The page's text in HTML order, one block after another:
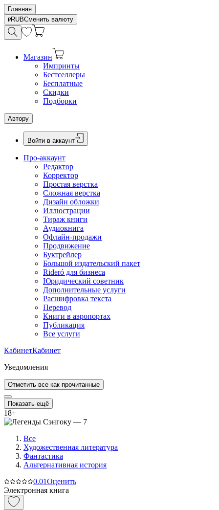
Главная
RUBСменить валюту
Магазин
Импринты
Бестселлеры
Бесплатные
Скидки
Подборки
Автору
Войти в аккаунт
Про-аккаунт
Редактор
Корректор
Простая верстка
Сложная верстка
Дизайн обложки
Иллюстрации
Тираж книги
Аудиокнига
Офлайн-продажи
Продвижение
Буктрейлер
Большой издательский пакет
Rideró для бизнеса
Юридический советник
Дополнительные услуги
Расшифровка текста
Перевод
Книги в аэропортах
Публикация
Все услуги
КабинетКабинет
Уведомления
Отметить все как прочитанные
Показать ещё
18+
Все
Художественная литература
Фантастика
Альтернативная история
0.01Оценить
Электронная книга